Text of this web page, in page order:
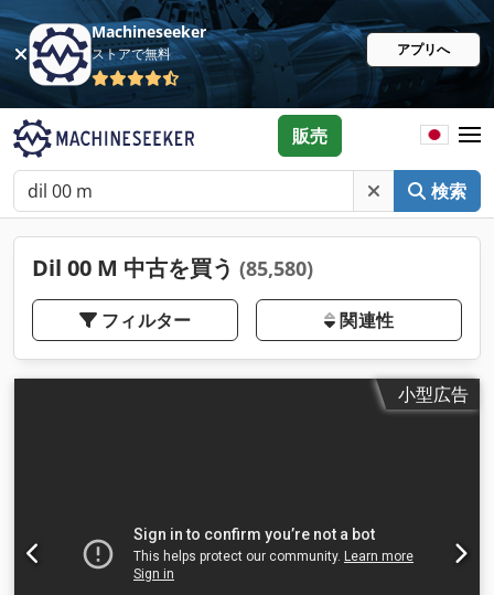
Machineseeker
ストアで無料 アプリへ
検索
販売
Dil 00 M 中古を買う (85,580)
フィルター 関連性
小型広告